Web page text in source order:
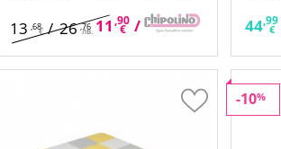
13 ,68€/26 ,76
лв. 11 ,90
€ /23,28
лв. 44,99
€
-10%